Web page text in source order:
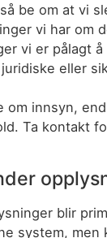
be om at vi
vi har om
vi er pålagt å
eller
om innsyn,
Ta kontakt
blir
system, men